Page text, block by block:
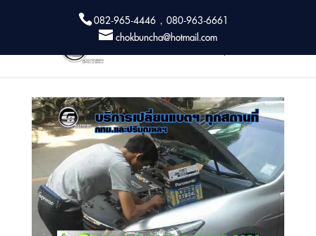
082-965-4446 , 080-963-6661
chokbuncha@hotmail.com